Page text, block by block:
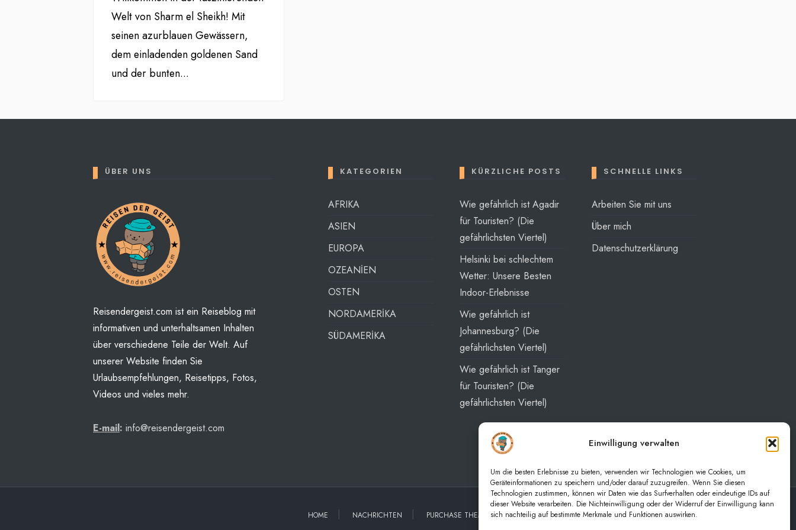
Einwilligung verwalten
Um die besten Erlebnisse zu bieten, verwenden wir Technologien wie Cookies, um
Geräteinformationen zu speichern und/oder darauf zuzugreifen. Wenn Sie diesen
Technologien zustimmen, können wir Daten wie das Surfverhalten oder eindeutige IDs auf
dieser Website verarbeiten. Die Nichteinwilligung oder der Widerruf der Einwilligung kann
sich nachteilig auf bestimmte Merkmale und Funktionen auswirken.
Welt von Sharm el Sheikh! Mit
seinen azurblauen Gewässern,
dem einladenden goldenen Sand
und der bunten...
ÜBER UNS
Reisendergeist.com ist ein Reiseblog mit
informativen und unterhaltsamen Inhalten
über verschiedene Teile der Welt. Auf
unserer Website finden Sie
Urlaubsempfehlungen, Reisetipps, Fotos,
Videos und vieles mehr.
E-mail: info@reisendergeist.com
KATEGORIEN
AFRIKA
ASIEN
EUROPA
OZEANİEN
OSTEN
NORDAMERİKA
SÜDAMERİKA
KÜRZLICHE POSTS
Wie gefährlich ist Agadir
für Touristen? (Die
gefährlichsten Viertel)
Helsinki bei schlechtem
Wetter: Unsere Besten
Indoor-Erlebnisse
Wie gefährlich ist
Johannesburg? (Die
gefährlichsten Viertel)
Wie gefährlich ist Tanger
für Touristen? (Die
gefährlichsten Viertel)
SCHNELLE LINKS
Arbeiten Sie mit uns
Über mich
Datenschutzerklärung
HOME NACHRICHTEN PURCHASE THEME